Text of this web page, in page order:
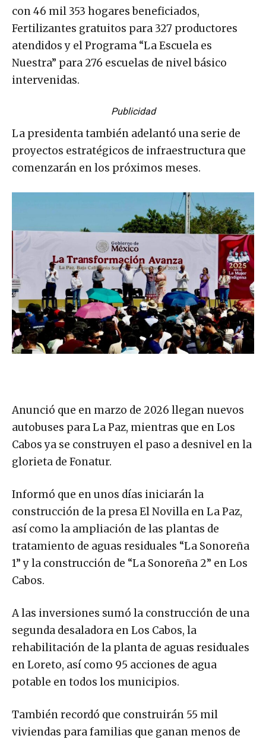
con 46 mil 353 hogares beneficiados,
Fertilizantes gratuitos para 327 productores
atendidos y el Programa “La Escuela es
Nuestra” para 276 escuelas de nivel básico
intervenidas.
Publicidad
La presidenta también adelantó una serie de
proyectos estratégicos de infraestructura que
comenzarán en los próximos meses.
Anunció que en marzo de 2026 llegan nuevos
autobuses para La Paz, mientras que en Los
Cabos ya se construyen el paso a desnivel en la
glorieta de Fonatur.
Informó que en unos días iniciarán la
construcción de la presa El Novilla en La Paz,
así como la ampliación de las plantas de
tratamiento de aguas residuales “La Sonoreña
1” y la construcción de “La Sonoreña 2” en Los
Cabos.
A las inversiones sumó la construcción de una
segunda desaladora en Los Cabos, la
rehabilitación de la planta de aguas residuales
en Loreto, así como 95 acciones de agua
potable en todos los municipios.
También recordó que construirán 55 mil
viviendas para familias que ganan menos de